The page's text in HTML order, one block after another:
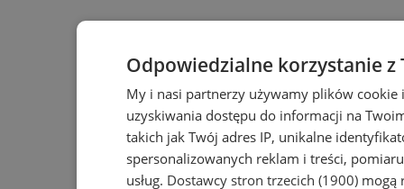
Odpowiedzialne korzystanie z
My i nasi partnerzy używamy plików
uzyskiwania dostępu do informacji na
takich jak Twój adres IP, unikalne
spersonalizowanych reklam i treści,
usług. Dostawcy stron trzecich (1900) mogą